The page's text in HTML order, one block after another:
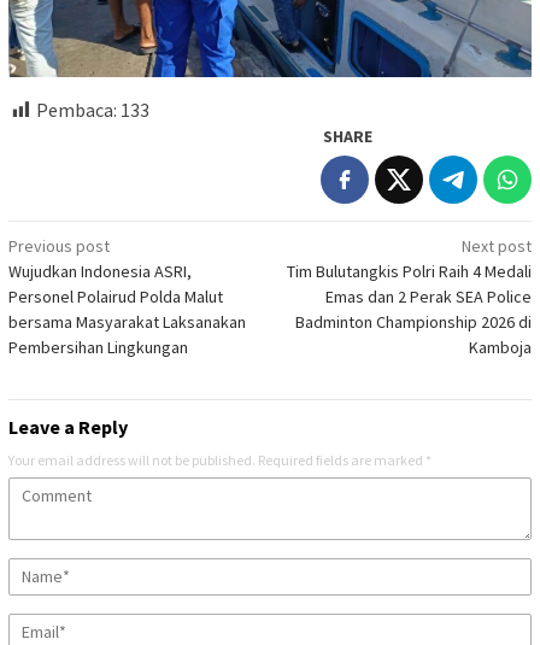
Pembaca: 133
SHARE
Post
navigation
Previous post
Wujudkan Indonesia ASRI,
Personel Polairud Polda Malut
bersama Masyarakat Laksanakan
Pembersihan Lingkungan
Next post
Tim Bulutangkis Polri Raih 4 Medali
Emas dan 2 Perak SEA Police
Badminton Championship 2026 di
Kamboja
Leave a Reply
Your email address will not be published. Required fields are marked *